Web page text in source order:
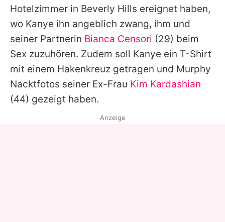
Datenschutzerklärung
Nutzungsbedingungen
Utiq verwalten
Hotelzimmer in Beverly Hills ereignet haben,
wo Kanye ihn angeblich zwang, ihm und
seiner Partnerin Bianca Censori (29) beim
Sex zuzuhören. Zudem soll Kanye ein T-Shirt
mit einem Hakenkreuz getragen und Murphy
Nacktfotos seiner Ex-Frau Kim Kardashian
(44) gezeigt haben.
Anzeige